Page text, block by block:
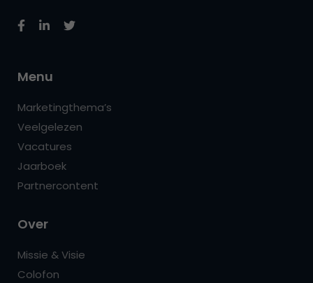
Menu
Marketingthema’s
Veelgelezen
Vacatures
Jaarboek
Partnercontent
Over
Missie & Visie
Colofon